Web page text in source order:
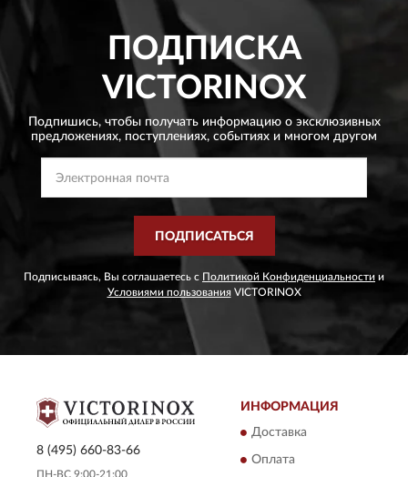
ПОДПИСКА
VICTORINOX
Подпишись, чтобы получать информацию о эксклюзивных
предложениях, поступлениях, событиях и многом другом
ПОДПИСАТЬСЯ
Подписываясь, Вы соглашаетесь с Политикой Конфиденциальности и
Условиями пользованияVICTORINOX
8 (495) 660-83-66
ПН-ВС 9:00-21:00
ИНФОРМАЦИЯ
Доставка
Оплата